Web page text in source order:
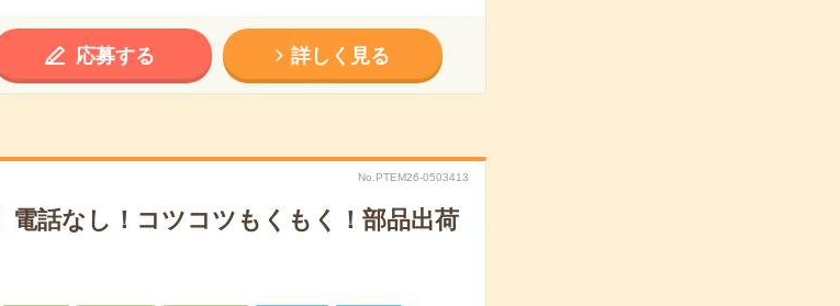
応募する 詳しく見る
No.PTEM26-0503413
電話なし！コツコツもくもく！部品出荷